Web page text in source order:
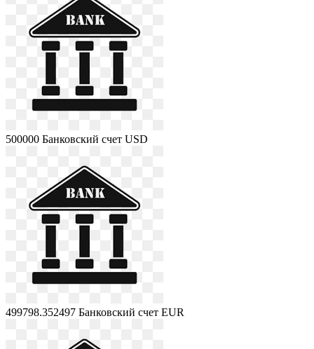
500000 Банковский счет USD
499798.352497 Банковский счет EUR